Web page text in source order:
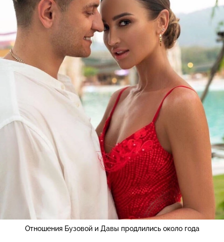
Отношения Бузовой и Давы продлились около года